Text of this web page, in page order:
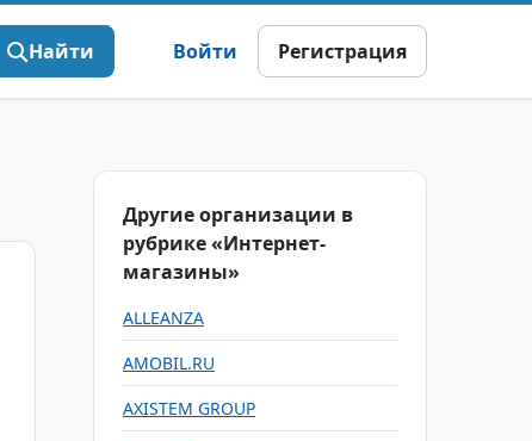
Найти Войти Регистрация
Другие организации в
рубрике «Интернет-
магазины»
ALLEANZA
AMOBIL.RU
AXISTEM GROUP